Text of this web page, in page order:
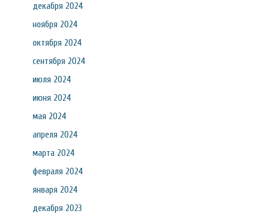
декабря 2024
ноября 2024
октября 2024
сентября 2024
июля 2024
июня 2024
мая 2024
апреля 2024
марта 2024
февраля 2024
января 2024
декабря 2023